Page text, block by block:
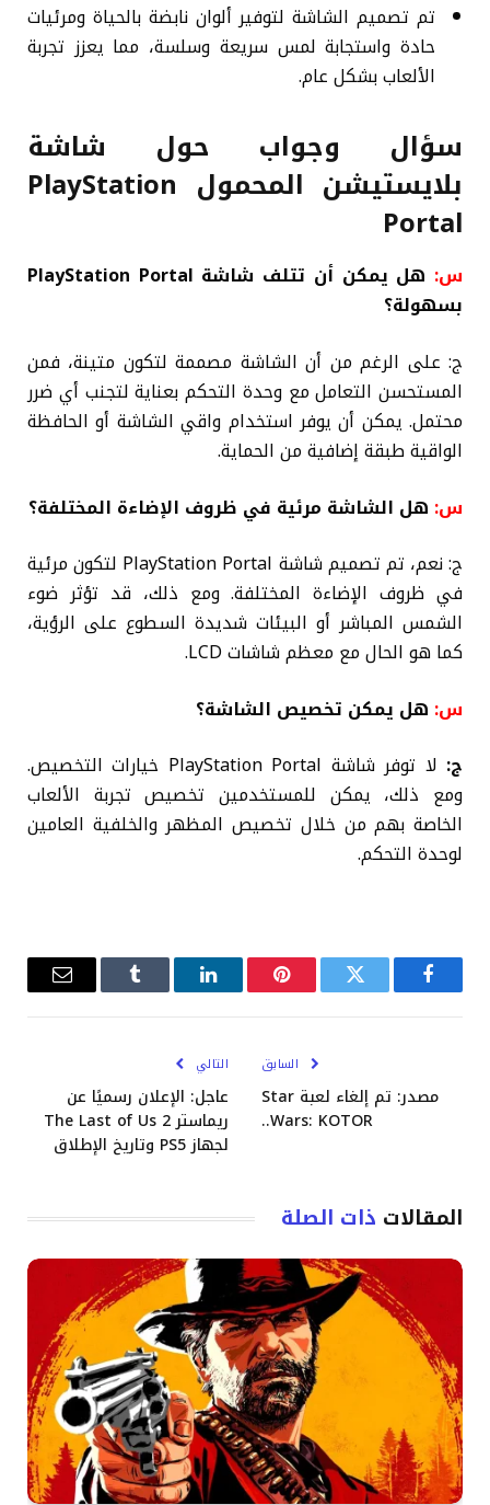
تم تصميم الشاشة لتوفير ألوان نابضة بالحياة ومرئيات
حادة واستجابة لمس سريعة وسلسة، مما يعزز تجربة
الألعاب بشكل عام.
سؤال وجواب حول شاشة
بلايستيشن المحمول PlayStation
Portal
س:
هل يمكن أن تتلف شاشة PlayStation Portal
بسهولة؟
ج: على الرغم من أن الشاشة مصممة لتكون متينة، فمن
المستحسن التعامل مع وحدة التحكم بعناية لتجنب أي ضرر
محتمل. يمكن أن يوفر استخدام واقي الشاشة أو الحافظة
الواقية طبقة إضافية من الحماية.
س: هل الشاشة مرئية في ظروف الإضاءة المختلفة؟
ج: نعم، تم تصميم شاشة PlayStation Portal لتكون مرئية
في ظروف الإضاءة المختلفة. ومع ذلك، قد تؤثر ضوء
الشمس المباشر أو البيئات شديدة السطوع على الرؤية،
كما هو الحال مع معظم شاشات LCD.
س: هل يمكن تخصيص الشاشة؟
ج:
لا توفر شاشة PlayStation Portal خيارات التخصيص.
ومع ذلك، يمكن للمستخدمين تخصيص تجربة الألعاب
الخاصة بهم من خلال تخصيص المظهر والخلفية العامين
لوحدة التحكم.
فيسبوكتويتر بينتيريستلينكدإن Tumblrالبريد
السابق
مصدر: تم إلغاء لعبة Star
Wars: KOTOR..
التالي
عاجل: الإعلان رسميًا عن
ريماستر The Last of Us 2
لجهاز PS5 وتاريخ الإطلاق
المقالات ذات الصلة